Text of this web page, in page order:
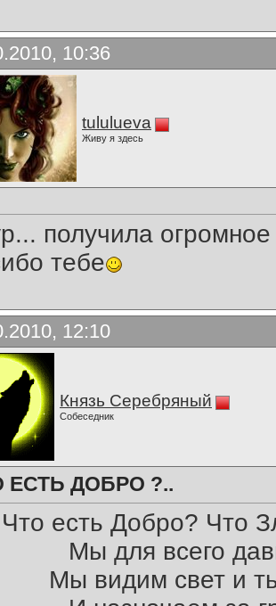
10:36
tululueva
Живу я здесь
получила огромное
тебе
12:10
Князь Серебряный
Собеседник
ЕСТЬ ДОБРО ?..
Что есть Добро? Что
Мы для всего
Мы видим свет и